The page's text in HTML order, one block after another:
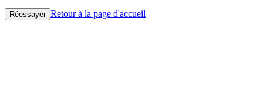
Réessayer Retour à la page d'accueil